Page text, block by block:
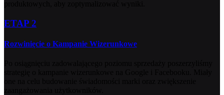
ETAP 2
Rozwinięcie o Kampanie Wizerunkowe